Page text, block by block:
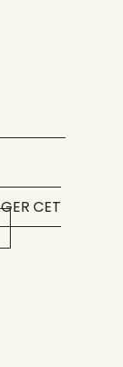
CET